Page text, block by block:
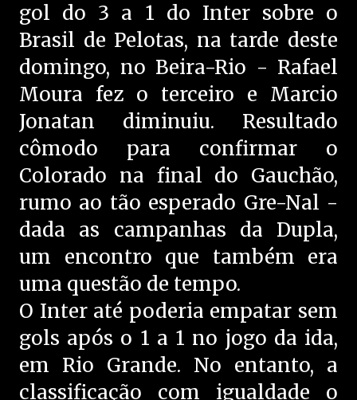
gol do 3 a 1 do Inter sobre o
Brasil de Pelotas, na tarde deste
domingo, no Beira-Rio - Rafael
Moura fez o terceiro e Marcio
Jonatan diminuiu. Resultado
cômodo para confirmar o
Colorado na final do Gauchão,
rumo ao tão esperado Gre-Nal -
dada as campanhas da Dupla,
um encontro que também era
uma questão de tempo.
O Inter até poderia empatar sem
gols após o 1 a 1 no jogo da ida,
em Rio Grande. No entanto, a
classificação com igualdade o